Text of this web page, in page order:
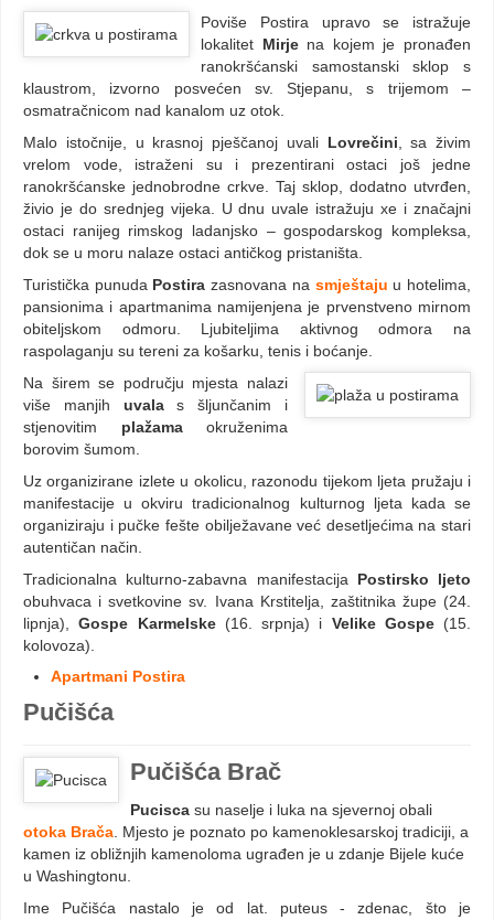
Poviše Postira upravo se istražuje
lokalitet Mirjena kojem je pronađen
ranokršćanski samostanski sklop s
klaustrom, izvorno posvećen sv. Stjepanu, s trijemom –
osmatračnicom nad kanalom uz otok.
Malo istočnije, u krasnoj pješčanoj uvali Lovrečini , sa živim
vrelom vode, istraženi su i prezentirani ostaci još jedne
ranokršćanske jednobrodne crkve. Taj sklop, dodatno utvrđen,
živio je do srednjeg vijeka. U dnu uvale istražuju xe i značajni
ostaci ranijeg rimskog ladanjsko – gospodarskog kompleksa,
dok se u moru nalaze ostaci antičkog pristaništa.
Turistička punuda Postira zasnovana na smještaju u hotelima,
pansionima i apartmanima namijenjena je prvenstveno mirnom
obiteljskom odmoru. Ljubiteljima aktivnog odmora na
raspolaganju su tereni za košarku, tenis i boćanje.
Na širem se području mjesta nalazi
više manjih uvalas šljunčanim i
stjenovitim plažamaokruženima
borovim šumom.
Uz organizirane izlete u okolicu, razonodu tijekom ljeta pružaju i
manifestacije u okviru tradicionalnog kulturnog ljeta kada se
organiziraju i pučke fešte obilježavane već desetljećima na stari
autentičan način.
Tradicionalna kulturno-zabavna manifestacija Postirsko ljeto
obuhvaca i svetkovine sv. Ivana Krstitelja, zaštitnika župe (24.
lipnja),Gospe Karmelske(16. srpnja) i Velike Gospe(15.
kolovoza).
Apartmani Postira
Pučišća
Pučišća Brač
Pucisca su naselje i luka na sjevernoj obali
otoka Brača . Mjesto je poznato po kamenoklesarskoj tradiciji, a
kamen iz obližnjih kamenoloma ugrađen je u zdanje Bijele kuće
u Washingtonu.
Ime Pučišća nastalo je od lat. puteus - zdenac, što je